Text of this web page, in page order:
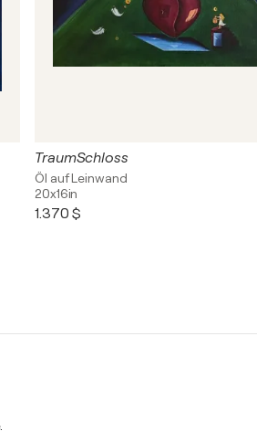
TraumSchloss
Öl auf Leinwand
20x16in
1.370 $